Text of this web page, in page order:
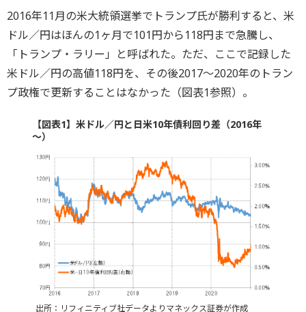
2016年11月の米大統領選挙でトランプ氏が勝利すると、米
ドル／円はほんの1ヶ月で101円から118円まで急騰し、
「トランプ・ラリー」と呼ばれた。ただ、ここで記録した
米ドル／円の高値118円を、その後2017～2020年のトラン
プ政権で更新することはなかった（図表1参照）。
【図表1】米ドル／円と日米10年債利回り差（2016年
～）
出所：リフィニティブ社データよりマネックス証券が作成